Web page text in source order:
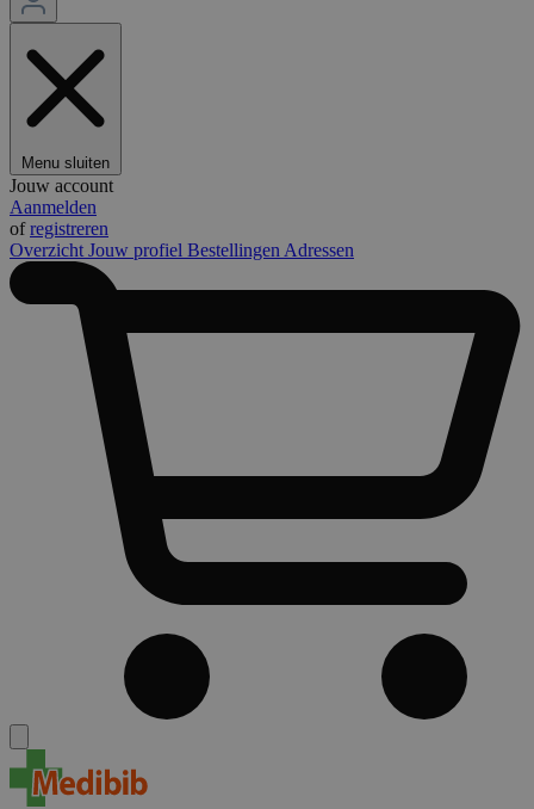
Menu sluiten
Jouw account
Aanmelden
ofregistreren
Overzicht Jouw profiel Bestellingen Adressen